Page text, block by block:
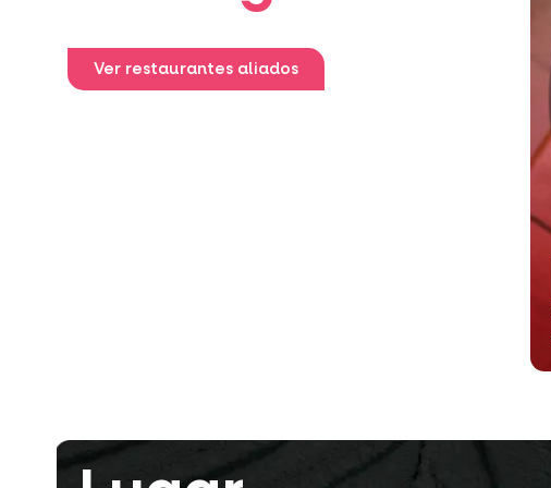
Ver restaurantes aliados